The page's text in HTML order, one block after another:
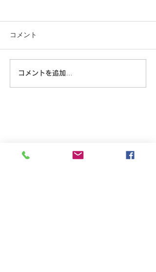
8/6 広島に原爆が落とされ
た日
コメント
コメントを追加…